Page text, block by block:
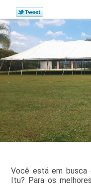
Você está em
Itu? Para os